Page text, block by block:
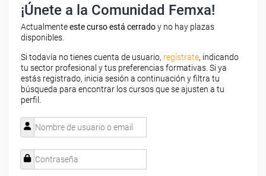
¡Únete a la Comunidad Femxa!
Actualmenteeste curso está cerradoy no hay plazas
disponibles.
Si todavía no tienes cuenta de usuario, regístrate, indicando
tu sector profesional y tus preferencias formativas. Si ya
estás registrado, inicia sesión a continuación y filtra tu
búsqueda para encontrar los cursos que se ajusten a tu
perfil.